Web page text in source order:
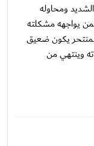
ومحاوله
يواجهه مشكلته
يكون ضعيق
وينتهي من